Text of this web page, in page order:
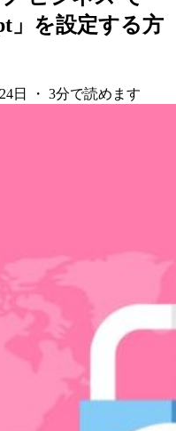
」を設定する方
日 ・ 3分で読めます